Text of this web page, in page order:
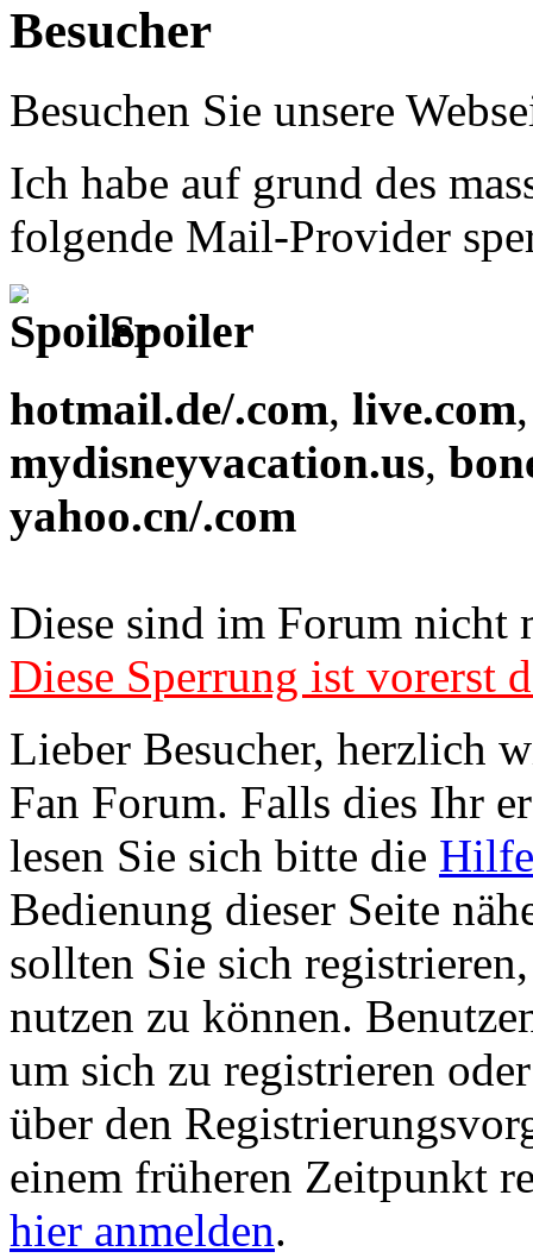
Besucher
Besuchen Sie unsere
Ich habe auf grund des
folgende Mail-Provider
Spoiler
hotmail.de/.com, live.com
mydisneyvacation.us,
yahoo.cn/.com
Diese sind im Forum nicht
Diese Sperrung ist vorerst
Lieber Besucher, herzlich
Fan Forum. Falls dies Ihr
lesen Sie sich bitte die Hilfe
Bedienung dieser Seite
sollten Sie sich
nutzen zu können.
um sich zu registrieren
über den
einem früheren Zeitpunkt
hier anmelden.